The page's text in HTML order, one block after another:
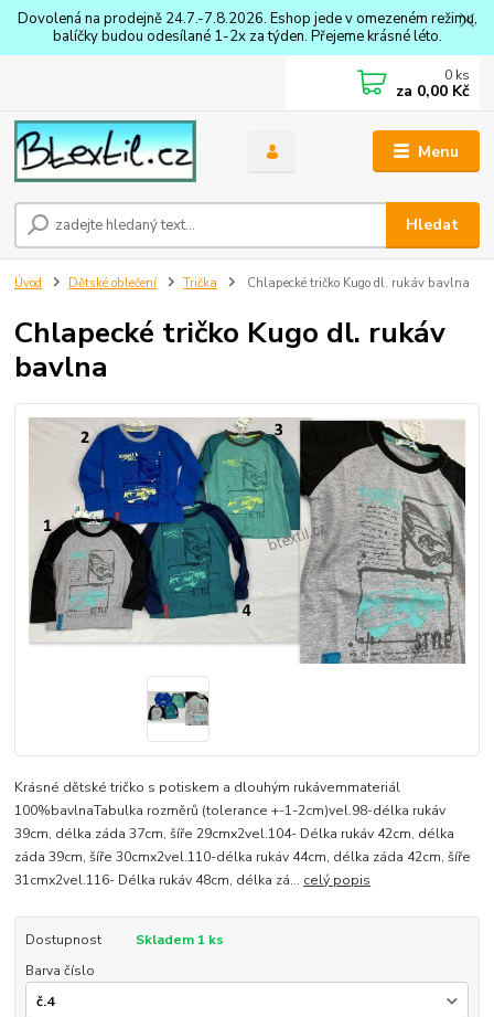
Dovolená na prodejně 24.7.-7.8.2026. Eshop jede v omezeném režimu,
balíčky budou odesílané 1-2x za týden. Přejeme krásné léto.
Menu
Hledat
0 ks
za 0,00 Kč
Úvod Dětské oblečení Trička Chlapecké tričko Kugo dl. rukáv bavlna
Chlapecké tričko Kugo dl. rukáv
bavlna
Krásné dětské tričko s potiskem a dlouhým rukávemmateriál
100%bavlnaTabulka rozměrů (tolerance +-1-2cm)vel.98-délka rukáv
39cm, délka záda 37cm, šíře 29cmx2vel.104- Délka rukáv 42cm, délka
záda 39cm, šíře 30cmx2vel.110-délka rukáv 44cm, délka záda 42cm, šíře
31cmx2vel.116- Délka rukáv 48cm, délka zá... celý popis
Dostupnost
Skladem 1 ks
Barva číslo